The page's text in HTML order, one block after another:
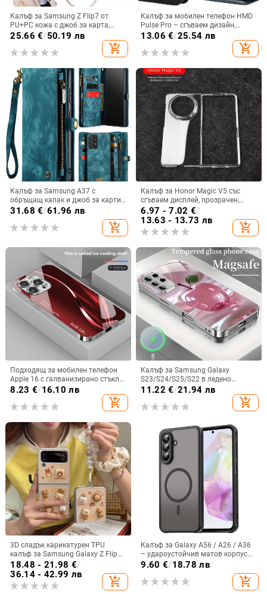
Калъф за Samsung Z Flip7 от
PU+PC кожа с джоб за карта,
пръстен за държане, еластичен
държач за карти и кръстосана
презрамка
25.66 €/50.19 лв
add_shopping_cart
Калъф за мобилен телефон HMD
Pulse Pro – сгъваем дизайн,
магнитно задържане, джоб за
карти, TPU кожа, удароустойчив
13.06 €/25.54 лв
add_shopping_cart
Калъф за Samsung A37 с
обръщащ капак и джоб за карти,
защита от падане, A16 джоб за
магнитно затваряне
31.68 €/61.96 лв
add_shopping_cart
Калъф за Honor Magic V5 със
сгъваем дисплей, прозрачен,
лъскав, PC материал
6.97 - 7.02 €/
13.63 - 13.73 лв
add_shopping_cart
Подходящ за мобилен телефон
Apple 16 с галванизирано стъкло
и ослепителна течаща светлина,
семпъл iPhone 17 Pro, модерен и
лек луксозен 14 Plus.
8.23 €/16.10 лв
add_shopping_cart
Калъф за Samsung Galaxy
S23/S24/S25/S22 в ледено
кристално розово със стъклена
повърхност и метално боядисано
покритие
11.22 €/21.94 лв
add_shopping_cart
3D сладък карикатурен TPU
калъф за Samsung Galaxy Z Flip
6/3/4, защита срещу изпускане,
корейски стил
18.48 - 21.98 €/
36.14 - 42.99 лв
add_shopping_cart
Калъф за Galaxy A56 / A26 / A36
– удароустойчив матов корпус
от PC+TPU с текстура на кожа
9.60 €/18.78 лв
add_shopping_cart